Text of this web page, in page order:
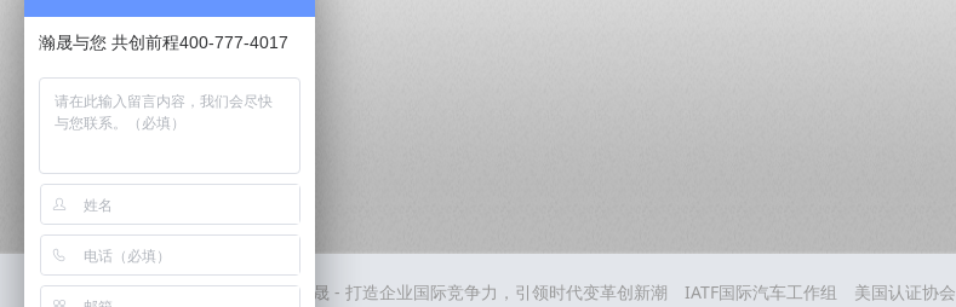
友情链接： HUNSUNN瀚晟 - 打造企业国际竞争力，引领时代变革创新潮 IATF国际汽车工作组 美国认证协会
瀚晟与您 共创前程400-777-4017